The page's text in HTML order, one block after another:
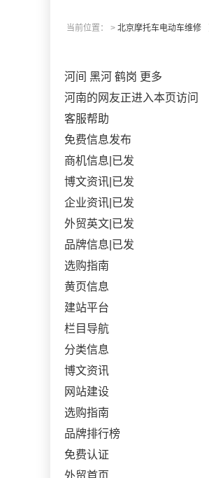
当前位置： > 北京摩托车电动车维修
河间 黑河 鹤岗 更多
河南的网友正进入本页访问
客服帮助
免费信息发布
商机信息|已发
博文资讯|已发
企业资讯|已发
外贸英文|已发
品牌信息|已发
选购指南
黄页信息
建站平台
栏目导航
分类信息
博文资讯
网站建设
选购指南
品牌排行榜
免费认证
外贸首页